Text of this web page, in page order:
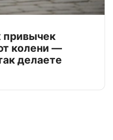
привычек
колени —
делаете